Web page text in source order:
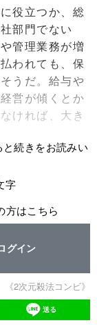
役立つか、総
部門でない
管理業務が増
われても、保
うだ。給与や
営が傾くとか
ければ、大き
続きをお読みい
字
方はこちら
グイン
《2次元殺法コンビ》
送る